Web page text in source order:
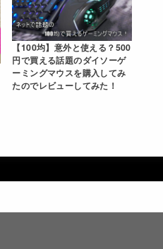
【100均】意外と使える？500
円で買える話題のダイソーゲ
ーミングマウスを購入してみ
たのでレビューしてみた！